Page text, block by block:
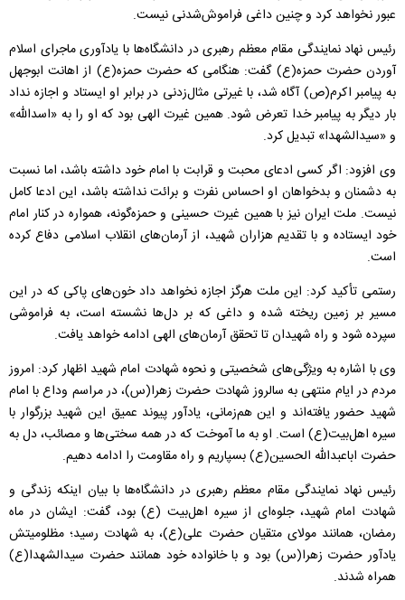
عبور نخواهد کرد و چنین داغی فراموش‌شدنی نیست.
رئیس نهاد نمایندگی مقام معظم رهبری در دانشگاه‌ها با یادآوری ماجرای اسلام
آوردن حضرت حمزه(ع) گفت: هنگامی که حضرت حمزه(ع) از اهانت ابوجهل
به پیامبر اکرم(ص) آگاه شد، با غیرتی مثال‌زدنی در برابر او ایستاد و اجازه نداد
بار دیگر به پیامبر خدا تعرض شود. همین غیرت الهی بود که او را به «اسدالله»
و «سیدالشهدا» تبدیل کرد.
وی افزود: اگر کسی ادعای محبت و قرابت با امام خود داشته باشد، اما نسبت
به دشمنان و بدخواهان او احساس نفرت و برائت نداشته باشد، این ادعا کامل
نیست. ملت ایران نیز با همین غیرت حسینی و حمزه‌گونه، همواره در کنار امام
خود ایستاده و با تقدیم هزاران شهید، از آرمان‌های انقلاب اسلامی دفاع کرده
است.
رستمی تأکید کرد: این ملت هرگز اجازه نخواهد داد خون‌های پاکی که در این
مسیر بر زمین ریخته شده و داغی که بر دل‌ها نشسته است، به فراموشی
سپرده شود و راه شهیدان تا تحقق آرمان‌های الهی ادامه خواهد یافت.
وی با اشاره به ویژگی‌های شخصیتی و نحوه شهادت امام شهید اظهار کرد: امروز
مردم در ایام منتهی به سالروز شهادت حضرت زهرا(س)، در مراسم وداع با امام
شهید حضور یافته‌اند و این هم‌زمانی، یادآور پیوند عمیق این شهید بزرگوار با
سیره اهل‌بیت(ع) است. او به ما آموخت که در همه سختی‌ها و مصائب، دل به
حضرت اباعبدالله الحسین(ع) بسپاریم و راه مقاومت را ادامه دهیم.
رئیس نهاد نمایندگی مقام معظم رهبری در دانشگاه‌ها با بیان اینکه زندگی و
شهادت امام شهید، جلوه‌ای از سیره اهل‌بیت (ع) بود، گفت: ایشان در ماه
رمضان، همانند مولای متقیان حضرت علی(ع)، به شهادت رسید؛ مظلومیتش
یادآور حضرت زهرا(س) بود و با خانواده خود همانند حضرت سیدالشهدا(ع)
همراه شدند.